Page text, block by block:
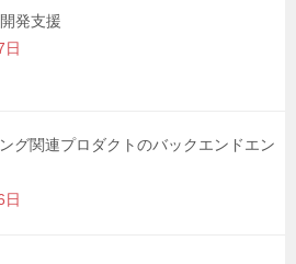
発支援
日
グ関連プロダクトのバックエンドエン
日